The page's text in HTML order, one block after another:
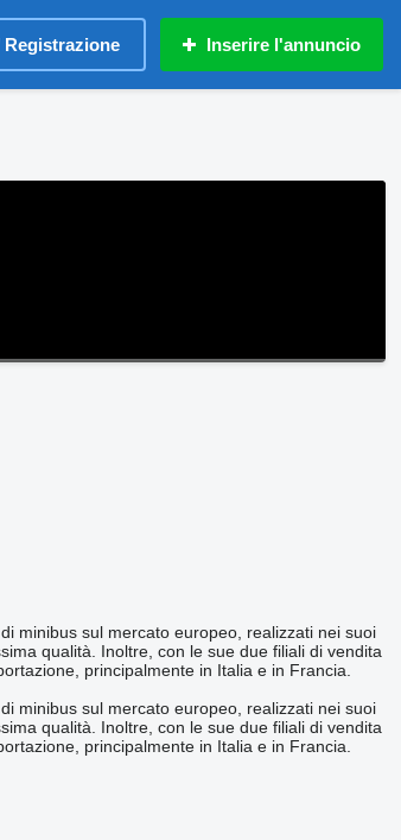
Registrazione Inserire l'annuncio
minibus sul mercato europeo, realizzati nei suoi
qualità. Inoltre, con le sue due filiali di vendita
principalmente in Italia e in Francia.
minibus sul mercato europeo, realizzati nei suoi
qualità. Inoltre, con le sue due filiali di vendita
principalmente in Italia e in Francia.